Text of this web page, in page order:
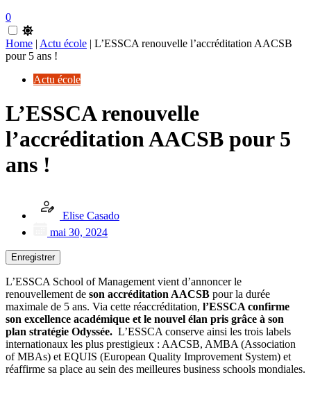
0
Home | Actu école | L’ESSCA renouvelle l’accréditation AACSB
pour 5 ans !
Actu école
L’ESSCA renouvelle
l’accréditation AACSB pour 5
ans !
Elise Casado
mai 30, 2024
Enregistrer
L’ESSCA School of Management vient d’annoncer le
renouvellement de son accréditation AACSB pour la durée
maximale de 5 ans. Via cette réaccréditation, l’ESSCA confirme
son excellence académique et le nouvel élan pris grâce à son
plan stratégie Odyssée. L’ESSCA conserve ainsi les trois labels
internationaux les plus prestigieux : AACSB, AMBA (Association
of MBAs) et EQUIS (European Quality Improvement System) et
réaffirme sa place au sein des meilleures business schools mondiales.